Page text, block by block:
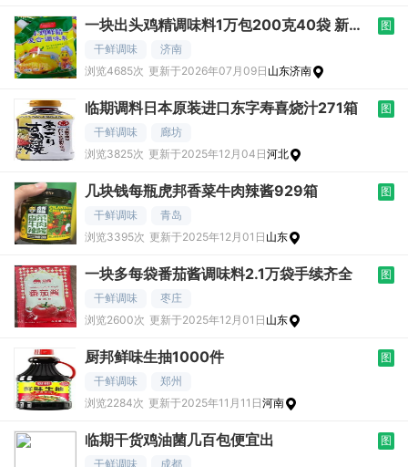
一块出头鸡精调味料1万包200克40袋 新日
期
图
干鲜调味
济南
浏览4685次 更新于2026年07月09日 山东济南
临期调料日本原装进口东字寿喜烧汁271箱
图
干鲜调味
廊坊
浏览3825次 更新于2025年12月04日河北
几块钱每瓶虎邦香菜牛肉辣酱929箱
图
干鲜调味
青岛
浏览3395次 更新于2025年12月01日 山东
一块多每袋番茄酱调味料2.1万袋手续齐全
图
干鲜调味
枣庄
浏览2600次 更新于2025年12月01日 山东
厨邦鲜味生抽1000件
图
干鲜调味
郑州
浏览2284次 更新于2025年11月11日河南
临期干货鸡油菌几百包便宜出
图
干鲜调味
成都